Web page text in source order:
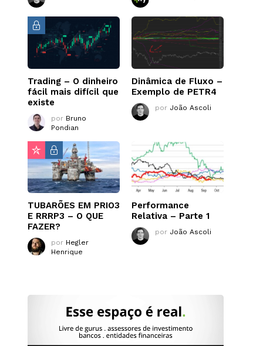
Trading – O dinheiro
fácil mais difícil que
existe
por Bruno
Pondian
Dinâmica de Fluxo –
Exemplo de PETR4
por João Ascoli
TUBARÕES EM PRIO3
E RRRP3 – O QUE
FAZER?
por Hegler
Henrique
Performance
Relativa – Parte 1
por João Ascoli